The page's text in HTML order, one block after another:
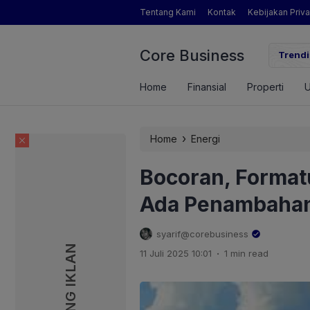
Tentang Kami Kontak Kebijakan
Core Business
Pertanian yang Dimaksud Mentan Amran?
Home Finansial Properti
Home › Energi
Bocoran,
Ada
syarif@corebusiness
11 Juli 2025 10:01 . 1 min read